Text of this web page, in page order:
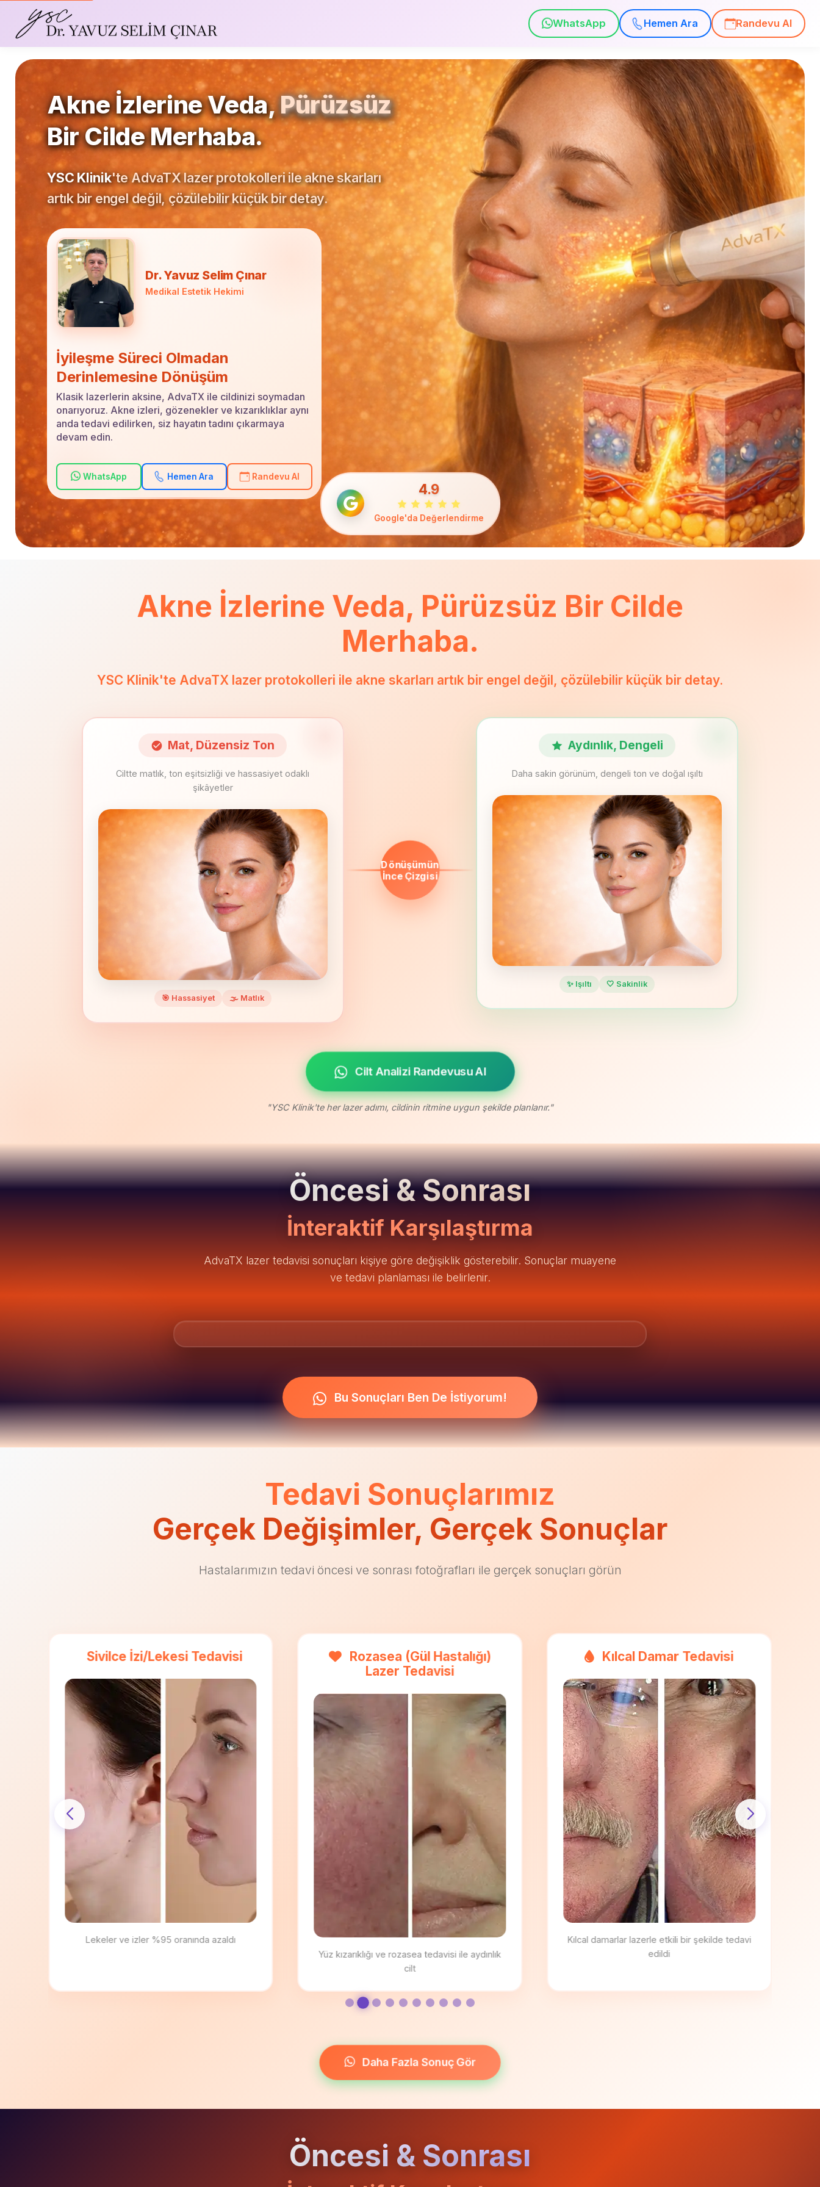
WhatsApp Hemen Ara Randevu Al
Akne İzlerine Veda,Pürüzsüz
Bir Cilde Merhaba.
YSC Klinik'te AdvaTX lazer protokolleri ile akne skarları
artık bir engel değil, çözülebilir küçük bir detay.
Dr. Yavuz Selim Çınar
Medikal Estetik Hekimi
İyileşme Süreci Olmadan
Derinlemesine Dönüşüm
Klasik lazerlerin aksine, AdvaTX ile cildinizi soymadan
onarıyoruz. Akne izleri, gözenekler ve kızarıklıklar aynı
anda tedavi edilirken, siz hayatın tadını çıkarmaya
devam edin.
WhatsApp Hemen Ara Randevu Al
4.9
Google'da Değerlendirme
Akne İzlerine Veda, Pürüzsüz Bir Cilde
Merhaba.
YSC Klinik'te AdvaTX lazer protokolleri ile akne skarları artık bir engel değil, çözülebilir küçük bir detay.
Mat, Düzensiz Ton
Ciltte matlık, ton eşitsizliği ve hassasiyet odaklı
şikâyetler
🎯 Hassasiyet 🌫️ Matlık
Dönüşümün
İnce Çizgisi
Aydınlık, Dengeli
Daha sakin görünüm, dengeli ton ve doğal ışıltı
✨ Işıltı 🤍 Sakinlik
Cilt Analizi Randevusu Al
"YSC Klinik'te her lazer adımı, cildinin ritmine uygun şekilde planlanır."
Öncesi & Sonrası
İnteraktif Karşılaştırma
AdvaTX lazer tedavisi sonuçları kişiye göre değişiklik gösterebilir. Sonuçlar muayene
ve tedavi planlaması ile belirlenir.
Bu Sonuçları Ben De İstiyorum!
Tedavi Sonuçlarımız
Gerçek Değişimler, Gerçek Sonuçlar
Hastalarımızın tedavi öncesi ve sonrası fotoğrafları ile gerçek sonuçları görün
Rozasea (Gül Hastalığı)
Kılcal Damar Tedavisi
Kılcal damarlar lazerle etkili bir şekilde tedavi
edildi
Gözenek Sıkılaştırma
Gözenekler sıkılaştı, cilt daha sıkı ve pürüzsüz
Daha Fazla Sonuç Gör
Öncesi & Sonrası